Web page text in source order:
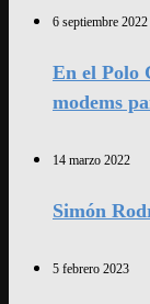
6 septiembre 2022
En el Polo
modems
14 marzo 2022
Simón
5 febrero 2023